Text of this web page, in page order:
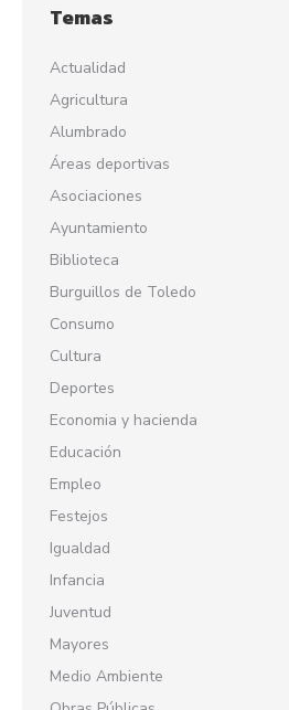
Temas
Actualidad
Agricultura
Alumbrado
Áreas deportivas
Asociaciones
Ayuntamiento
Biblioteca
Burguillos de Toledo
Consumo
Cultura
Deportes
Economia y hacienda
Educación
Empleo
Festejos
Igualdad
Infancia
Juventud
Mayores
Medio Ambiente